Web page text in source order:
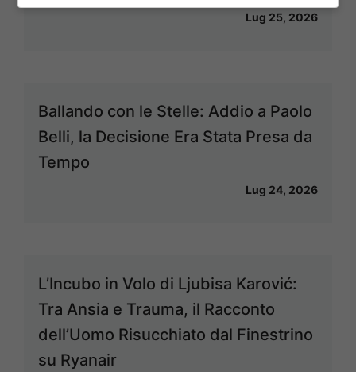
Lug 25, 2026
Ballando con le Stelle: Addio a Paolo
Belli, la Decisione Era Stata Presa da
Tempo
Lug 24, 2026
L’Incubo in Volo di Ljubisa Karović:
Tra Ansia e Trauma, il Racconto
dell’Uomo Risucchiato dal Finestrino
su Ryanair